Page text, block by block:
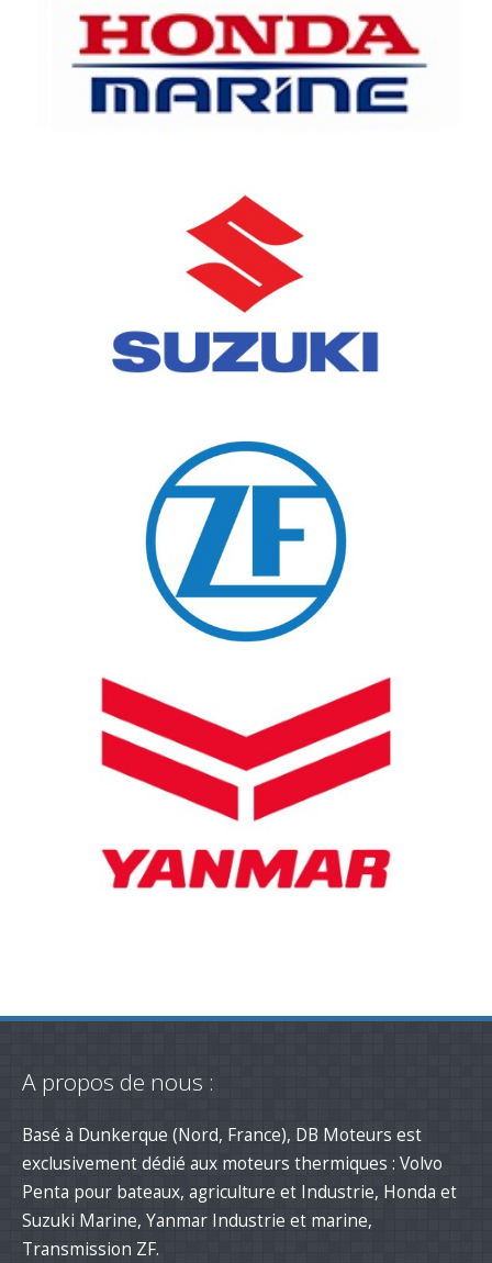
A propos de nous :
Basé à Dunkerque (Nord, France), DB Moteurs est
exclusivement dédié aux moteurs thermiques : Volvo
Penta pour bateaux, agriculture et Industrie, Honda et
Suzuki Marine, Yanmar Industrie et marine,
Transmission ZF.